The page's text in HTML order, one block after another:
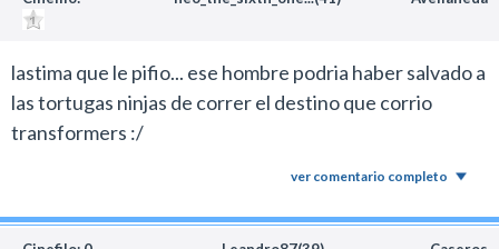
lastima que le pifio... ese hombre podria haber salvado a
las tortugas ninjas de correr el destino que corrio
transformers :/
ver comentario completo